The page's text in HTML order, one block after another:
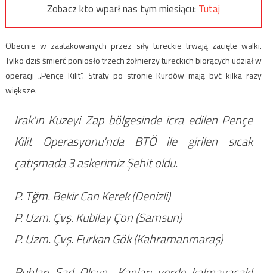
Zobacz kto wparł nas tym miesiącu: Tutaj
Obecnie w zaatakowanych przez siły tureckie trwają zacięte walki.
Tylko dziś śmierć poniosło trzech żołnierzy tureckich biorących udział w
operacji „Pençe Kilit”. Straty po stronie Kurdów mają być kilka razy
większe.
Irak'ın Kuzeyi Zap bölgesinde icra edilen Pençe
Kilit Operasyonu'nda BTÖ ile girilen sıcak
çatışmada 3 askerimiz Şehit oldu.
P. Tğm. Bekir Can Kerek (Denizli)
P. Uzm. Çvş. Kubilay Çon (Samsun)
P. Uzm. Çvş. Furkan Gök (Kahramanmaraş)